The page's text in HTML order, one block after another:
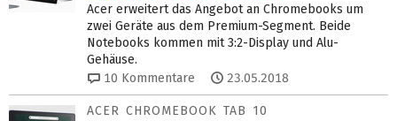
Acer erweitert das Angebot an Chromebooks um
zwei Geräte aus dem Premium-Segment. Beide
Notebooks kommen mit 3:2-Display und Alu-
Gehäuse.
10 Kommentare 23.05.2018
ACER CHROMEBOOK TAB 10